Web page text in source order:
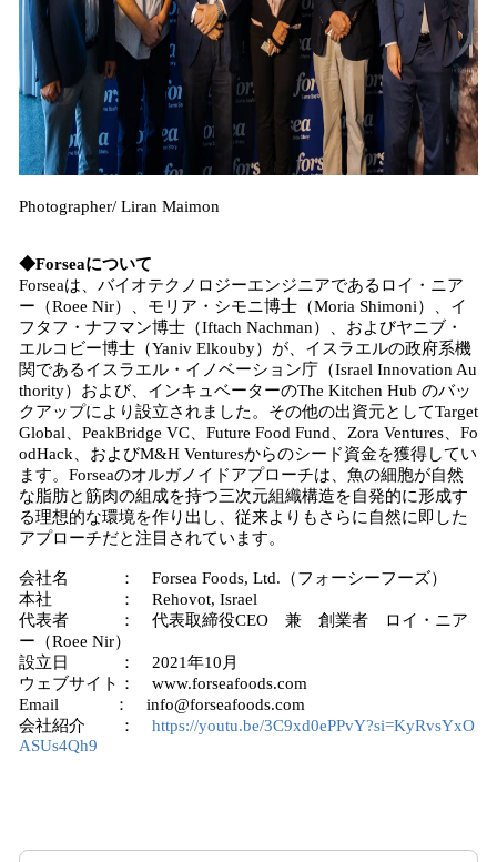
Photographer/ Liran Maimon
◆Forseaについて
Forseaは、バイオテクノロジーエンジニアであるロイ・ニア
ー（Roee Nir）、モリア・シモニ博士（Moria Shimoni）、イ
フタフ・ナフマン博士（Iftach Nachman）、およびヤニブ・
エルコビー博士（Yaniv Elkouby）が、イスラエルの政府系機
関であるイスラエル・イノベーション庁（Israel Innovation Au
thority）および、インキュベーターのThe Kitchen Hub のバッ
クアップにより設立されました。その他の出資元としてTarget
Global、PeakBridge VC、Future Food Fund、Zora Ventures、Fo
odHack、およびM&H Venturesからのシード資金を獲得してい
ます。Forseaのオルガノイドアプローチは、魚の細胞が自然
な脂肪と筋肉の組成を持つ三次元組織構造を自発的に形成す
る理想的な環境を作り出し、従来よりもさらに自然に即した
アプローチだと注目されています。
会社名 ： Forsea Foods, Ltd.（フォーシーフーズ）
本社 ： Rehovot, Israel
代表者 ： 代表取締役CEO 兼 創業者 ロイ・ニア
ー（Roee Nir）
設立日 ： 2021年10月
ウェブサイト： www.forseafoods.com
Email ： info@forseafoods.com
会社紹介 ： https://youtu.be/3C9xd0ePPvY?si=KyRvsYxO
ASUs4Qh9